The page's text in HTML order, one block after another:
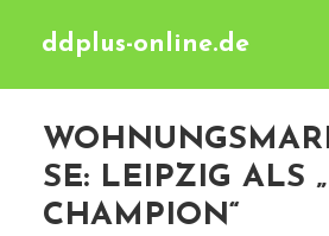
ddplus-online.de
SE: LEIPZIG ALS
CHAMPION“